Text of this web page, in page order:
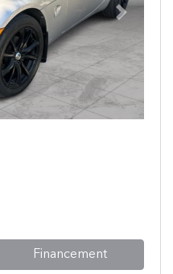
Next
Financement